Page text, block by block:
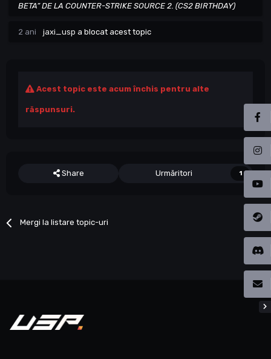
BETA” DE LA COUNTER-STRIKE SOURCE 2. (CS2 BIRTHDAY)
2 ani jaxi_usp a blocat acest topic
Acest topic este acum închis pentru alte
răspunsuri.
Share Urmăritori 1
Mergi la listare topic-uri